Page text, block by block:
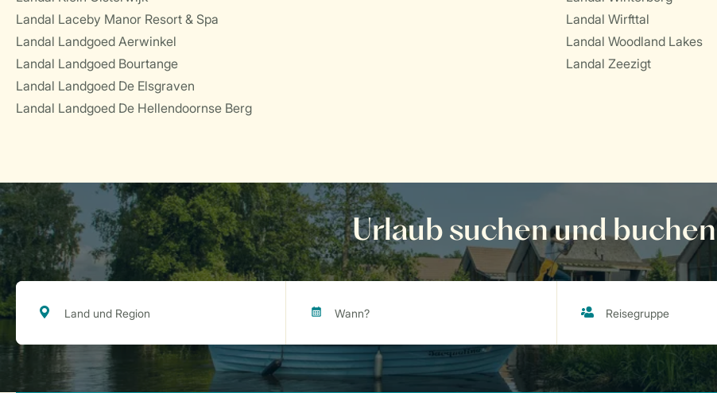
Landal Laceby Manor Resort & Spa
Landal Landgoed Aerwinkel
Landal Landgoed Bourtange
Landal Landgoed De Elsgraven
Landal Landgoed De Hellendoornse Berg
Landal Wirfttal
Landal Woodland Lakes
Landal Zeezigt
Urlaub suchen und buchen